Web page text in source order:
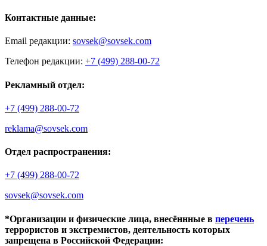
Контактные данные:
Email редакции: sovsek@sovsek.com
Телефон редакции: +7 (499) 288-00-72
Рекламный отдел:
+7 (499) 288-00-72
reklama@sovsek.com
Отдел распространения:
+7 (499) 288-00-72
sovsek@sovsek.com
*Организации и физические лица, внесённные в перечень
террористов и экстремистов, деятельность которых
запрещена в Российской Федерации: